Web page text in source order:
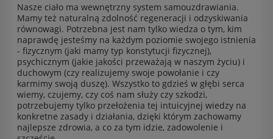
Nasze ciało ma wewnętrzny system samouzdrawiania.
Mamy też naturalną zdolność regeneracji i odzyskiwania
równowagi. Potrzebna jest nam tylko wiedza o tym, kim
naprawdę jesteśmy na każdym poziomie swojego istnienia
- fizycznym (jaki mamy typ konstytucji fizycznej),
psychicznym (jakie jakości przeważają w naszym życiu) i
duchowym (czy realizujemy swoje powołanie i czy
karmimy swoją duszę). Wszystko to gdzieś w głębi serca
wiemy, czujemy, czy coś nam służy czy szkodzi,
potrzebujemy tylko przełożenia tej intuicyjnej wiedzy na
konkretne zasady i działania, dzięki którym zachowamy
najlepsze zdrowia, a co za tym idzie, zadowolenie i